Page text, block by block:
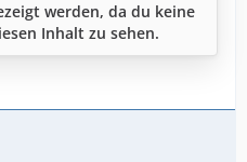
werden, da du keine
Inhalt zu sehen.